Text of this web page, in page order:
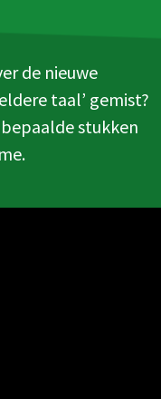
de nieuwe
taal’ gemist?
stukken